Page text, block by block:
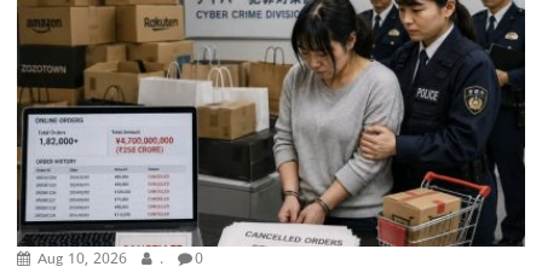
Aug 10, 2026 . 0